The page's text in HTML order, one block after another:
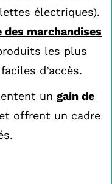
électriques).
des marchandises
les plus
d’accès.
un gain de
et offrent un cadre